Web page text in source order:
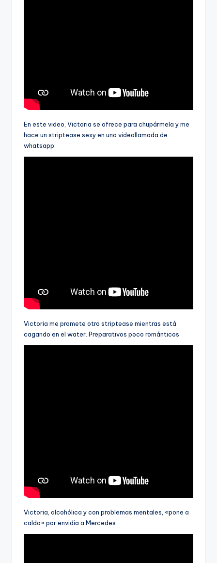
En este video, Victoria se ofrece para chupármela y me
hace un striptease sexy en una videollamada de
whatsapp:
Victoria me promete otro striptease mientras está
cagando en el water. Preparativos poco románticos
Victoria, alcohólica y con problemas mentales, «pone a
caldo» por envidia a Mercedes